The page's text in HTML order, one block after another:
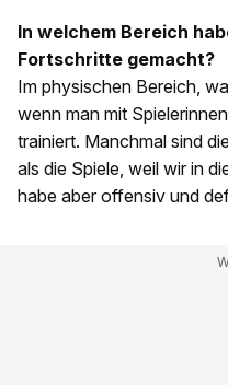
In welchem Bereich
Fortschritte gemacht?
Im physischen Bereich,
wenn man mit
trainiert. Manchmal sind
als die Spiele, weil wir in
habe aber offensiv und